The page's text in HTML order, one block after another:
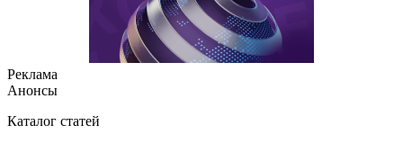
Реклама
Анонсы
Каталог статей